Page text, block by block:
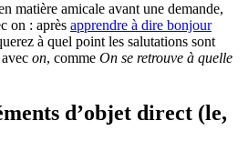
matière amicale avant une demande,
on : après apprendre à dire bonjour
à quel point les salutations sont
on, comme On se retrouve à quelle
d’objet direct (le,